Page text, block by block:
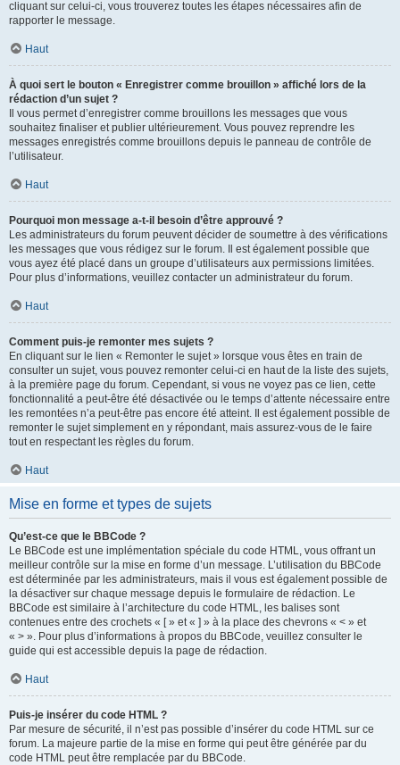
cliquant sur celui-ci, vous trouverez toutes les étapes nécessaires afin de
rapporter le message.
Haut
À quoi sert le bouton « Enregistrer comme brouillon » affiché lors de la
rédaction d’un sujet ?
Il vous permet d’enregistrer comme brouillons les messages que vous
souhaitez finaliser et publier ultérieurement. Vous pouvez reprendre les
messages enregistrés comme brouillons depuis le panneau de contrôle de
l’utilisateur.
Haut
Pourquoi mon message a-t-il besoin d’être approuvé ?
Les administrateurs du forum peuvent décider de soumettre à des vérifications
les messages que vous rédigez sur le forum. Il est également possible que
vous ayez été placé dans un groupe d’utilisateurs aux permissions limitées.
Pour plus d’informations, veuillez contacter un administrateur du forum.
Haut
Comment puis-je remonter mes sujets ?
En cliquant sur le lien « Remonter le sujet » lorsque vous êtes en train de
consulter un sujet, vous pouvez remonter celui-ci en haut de la liste des sujets,
à la première page du forum. Cependant, si vous ne voyez pas ce lien, cette
fonctionnalité a peut-être été désactivée ou le temps d’attente nécessaire entre
les remontées n’a peut-être pas encore été atteint. Il est également possible de
remonter le sujet simplement en y répondant, mais assurez-vous de le faire
tout en respectant les règles du forum.
Haut
Mise en forme et types de sujets
Qu’est-ce que le BBCode ?
Le BBCode est une implémentation spéciale du code HTML, vous offrant un
meilleur contrôle sur la mise en forme d’un message. L’utilisation du BBCode
est déterminée par les administrateurs, mais il vous est également possible de
la désactiver sur chaque message depuis le formulaire de rédaction. Le
BBCode est similaire à l’architecture du code HTML, les balises sont
contenues entre des crochets « [ » et « ] » à la place des chevrons « < » et
« > ». Pour plus d’informations à propos du BBCode, veuillez consulter le
guide qui est accessible depuis la page de rédaction.
Haut
Puis-je insérer du code HTML ?
Par mesure de sécurité, il n’est pas possible d’insérer du code HTML sur ce
forum. La majeure partie de la mise en forme qui peut être générée par du
code HTML peut être remplacée par du BBCode.